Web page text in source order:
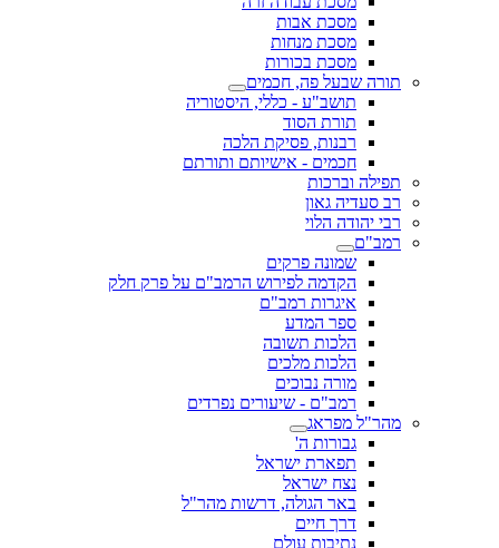
מסכת אבות
מסכת מנחות
מסכת בכורות
תורה שבעל פה, חכמים
תושב"ע - כללי, היסטוריה
תורת הסוד
רבנות, פסיקת הלכה
חכמים - אישיותם ותורתם
תפילה וברכות
רב סעדיה גאון
רבי יהודה הלוי
רמב"ם
שמונה פרקים
הקדמה לפירוש הרמב"ם על פרק חלק
איגרות רמב"ם
ספר המדע
הלכות תשובה
הלכות מלכים
מורה נבוכים
רמב"ם - שיעורים נפרדים
מהר"ל מפראג
גבורות ה'
תפארת ישראל
נצח ישראל
באר הגולה, דרשות מהר"ל
דרך חיים
נתיבות עולם